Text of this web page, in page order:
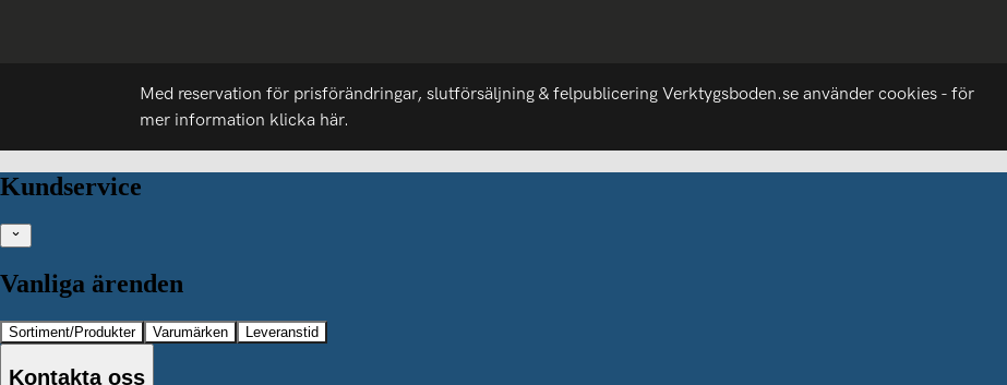
Med reservation för prisförändringar, slutförsäljning & felpublicering Verktygsboden.se använder cookies - för
mer information klicka här.